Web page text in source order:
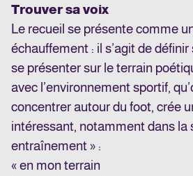
Trouver sa voix
Le recueil se présente comme
échauffement : il s’agit de
se présenter sur le terrain
avec l’environnement sportif,
concentrer autour du foot, crée
intéressant, notamment dans la
entraînement » :
« en mon terrain